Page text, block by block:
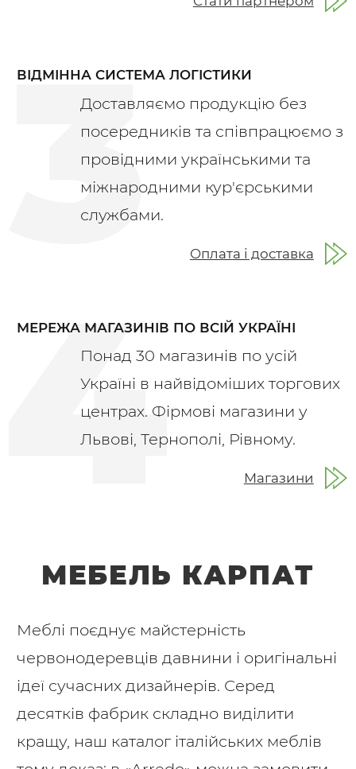
ВІДМІННА СИСТЕМА ЛОГІСТИКИ
Доставляємо продукцію без
посередників та співпрацюємо з
провідними українськими та
міжнародними кур'єрськими
службами.
Оплата і доставка
МЕРЕЖА МАГАЗИНІВ ПО ВСІЙ УКРАЇНІ
Понад 30 магазинів по усій
Україні в найвідоміших торгових
центрах. Фірмові магазини у
Львові, Тернополі, Рівному.
Магазини
МЕБЕЛЬ КАРПАТ
Меблі поєднує майстерність
червонодеревців давнини і оригінальні
ідеї сучасних дизайнерів. Серед
десятків фабрик складно виділити
кращу, наш каталог італійських меблів